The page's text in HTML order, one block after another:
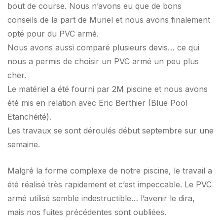
bout de course. Nous n’avons eu que de bons
conseils de la part de Muriel et nous avons finalement
opté pour du PVC armé.
Nous avons aussi comparé plusieurs devis… ce qui
nous a permis de choisir un PVC armé un peu plus
cher.
Le matériel a été fourni par 2M piscine et nous avons
été mis en relation avec Eric Berthier (Blue Pool
Etanchéité).
Les travaux se sont déroulés début septembre sur une
semaine.
Malgré la forme complexe de notre piscine, le travail a
été réalisé très rapidement et c’est impeccable. Le PVC
armé utilisé semble indestructible… l’avenir le dira,
mais nos fuites précédentes sont oubliées.